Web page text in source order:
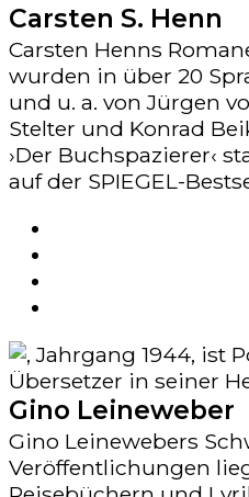
Carsten S. Henn
Carsten Henns
wurden in über 20
und u. a. von Jürgen
Stelter und Konrad
›Der Buchspazierer‹
auf der SPIEGEL-
Gino Leineweber
Gino Leinewebers
Veröffentlichungen